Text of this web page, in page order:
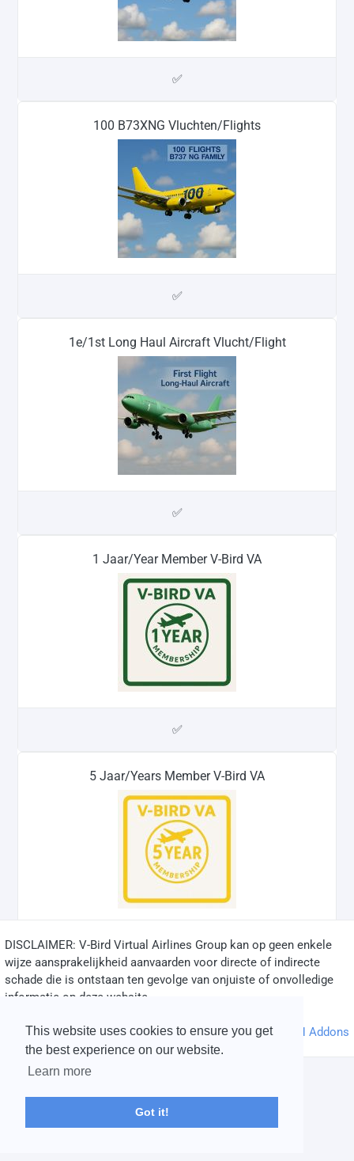
This website uses cookies to ensure you get
the best experience on our website.
Learn more
Got it!
✅
100 B73XNG Vluchten/Flights
✅
1e/1st Long Haul Aircraft Vlucht/Flight
✅
1 Jaar/Year Member V-Bird VA
✅
5 Jaar/Years Member V-Bird VA
✅
DISCLAIMER: V-Bird Virtual Airlines Group kan op geen enkele
wijze aansprakelijkheid aanvaarden voor directe of indirecte
schade die is ontstaan ten gevolge van onjuiste of onvolledige
informatie op deze website.
Powered byphpVMS&SPTheme DH Addons